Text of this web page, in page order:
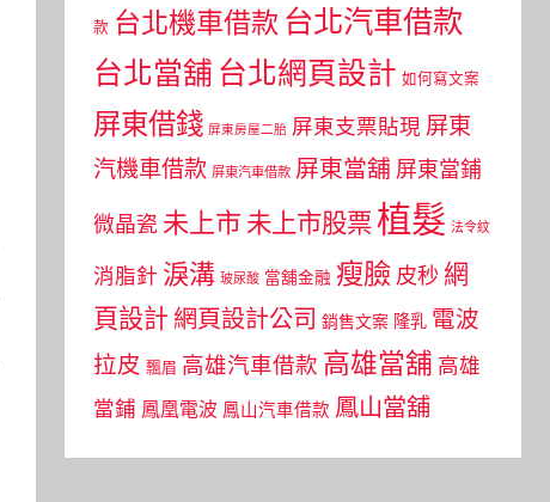
款 台北機車借款 台北汽車借款
台北當舖 台北網頁設計 如何寫文案
屏東借錢 屏東房屋二胎 屏東支票貼現 屏東
汽機車借款 屏東汽車借款 屏東當舖 屏東當鋪
微晶瓷 未上市 未上市股票植髮 法令紋
消脂針 淚溝 玻尿酸 當舖金融 瘦臉 皮秒 網
頁設計 網頁設計公司 銷售文案 隆乳 電波
拉皮 飄眉 高雄汽車借款 高雄當舖 高雄
當鋪 鳳凰電波 鳳山汽車借款 鳳山當舖